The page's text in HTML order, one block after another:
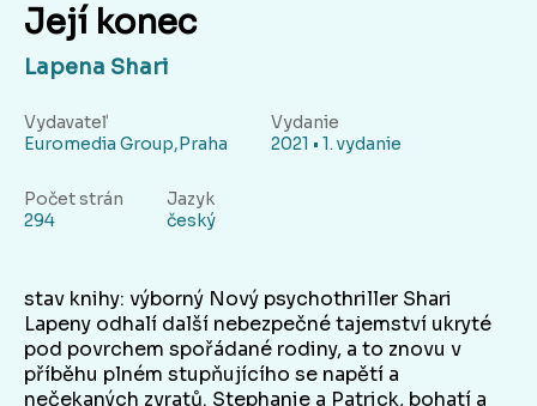
Její konec
Lapena Shari
Vydavateľ
Euromedia Group,Praha
Vydanie
2021 • 1. vydanie
Počet strán
294
Jazyk
český
stav knihy: výborný Nový psychothriller Shari
Lapeny odhalí další nebezpečné tajemství ukryté
pod povrchem spořádané rodiny, a to znovu v
příběhu plném stupňujícího se napětí a
nečekaných zvratů. Stephanie a Patrick, bohatí a